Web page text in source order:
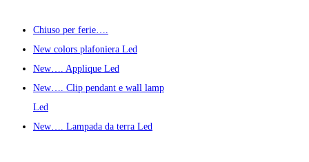
Chiuso per ferie….
New colors plafoniera Led
New…. Applique Led
New…. Clip pendant e wall lamp
Led
New…. Lampada da terra Led